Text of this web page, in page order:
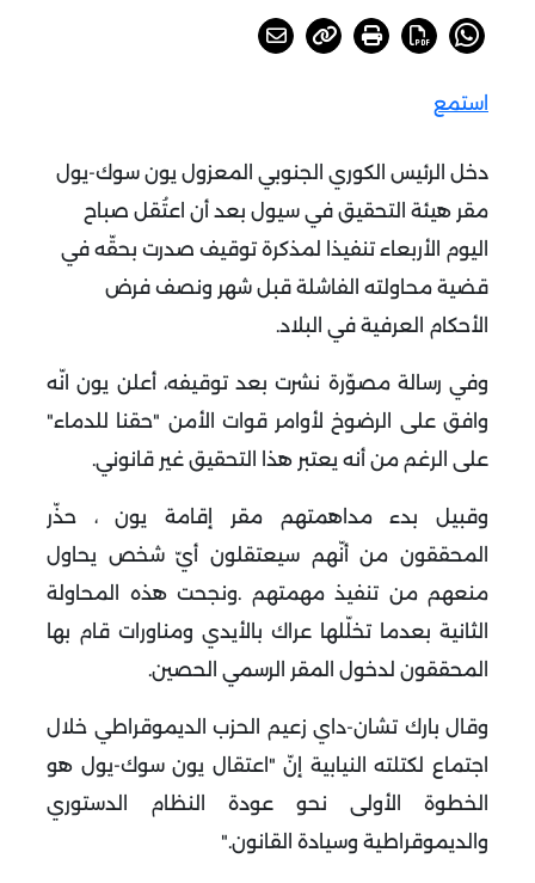
استمع
دخل الرئيس الكوري الجنوبي المعزول يون سوك-يول
مقر هيئة التحقيق في سيول بعد أن اعتُقل صباح
اليوم الأربعاء تنفيذا لمذكرة توقيف صدرت بحقّه في
قضية محاولته الفاشلة قبل شهر ونصف فرض
الأحكام العرفية في البلاد.
وفي رسالة مصوّرة نشرت بعد توقيفه، أعلن يون انّه
وافق على الرضوخ لأوامر قوات الأمن "حقنا للدماء"
على الرغم من أنه يعتبر هذا التحقيق غير قانوني.
وقبيل بدء مداهمتهم مقر إقامة يون ، حذّر
المحققون من أنّهم سيعتقلون أيّ شخص يحاول
منعهم من تنفيذ مهمتهم .ونجحت هذه المحاولة
الثانية بعدما تخلّلها عراك بالأيدي ومناورات قام بها
المحققون لدخول المقر الرسمي الحصين.
وقال بارك تشان-داي زعيم الحزب الديموقراطي خلال
اجتماع لكتلته النيابية إنّ "اعتقال يون سوك-يول هو
الخطوة الأولى نحو عودة النظام الدستوري
والديموقراطية وسيادة القانون".